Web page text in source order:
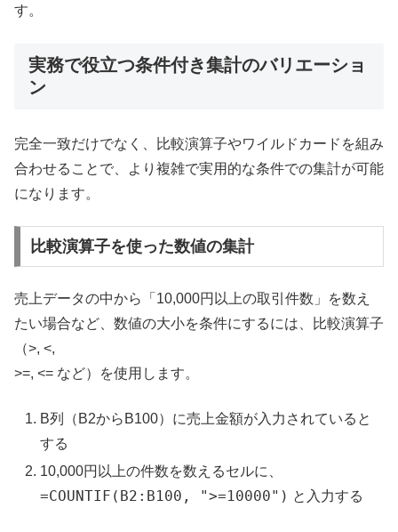
す。
実務で役立つ条件付き集計のバリエーショ
ン
完全一致だけでなく、比較演算子やワイルドカードを組み
合わせることで、より複雑で実用的な条件での集計が可能
になります。
比較演算子を使った数値の集計
売上データの中から「10,000円以上の取引件数」を数え
たい場合など、数値の大小を条件にするには、比較演算子
（>, <,
>=, <= など）を使用します。
B列（B2からB100）に売上金額が入力されていると
する
10,000円以上の件数を数えるセルに、
=COUNTIF(B2:B100, ">=10000") と入力する